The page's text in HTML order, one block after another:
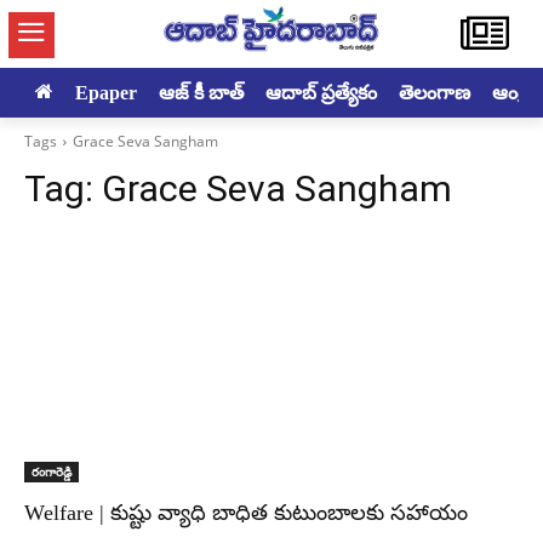
Epaper ఆజ్ కీ బాత్ ఆదాబ్ ప్రత్యేకం తెలంగాణ
Tags Grace Seva Sangham
Tag: Grace Seva Sangham
రంగారెడ్డి
Welfare | కుష్టు వ్యాధి బాధిత కుటుంబాలకు సహాయం